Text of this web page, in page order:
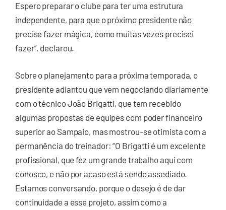
Espero preparar o clube para ter uma estrutura
independente, para que o próximo presidente não
precise fazer mágica, como muitas vezes precisei
fazer”, declarou.
Sobre o planejamento para a próxima temporada, o
presidente adiantou que vem negociando diariamente
com o técnico João Brigatti, que tem recebido
algumas propostas de equipes com poder financeiro
superior ao Sampaio, mas mostrou-se otimista com a
permanência do treinador: “O Brigatti é um excelente
profissional, que fez um grande trabalho aqui com
conosco, e não por acaso está sendo assediado.
Estamos conversando, porque o desejo é de dar
continuidade a esse projeto, assim como a